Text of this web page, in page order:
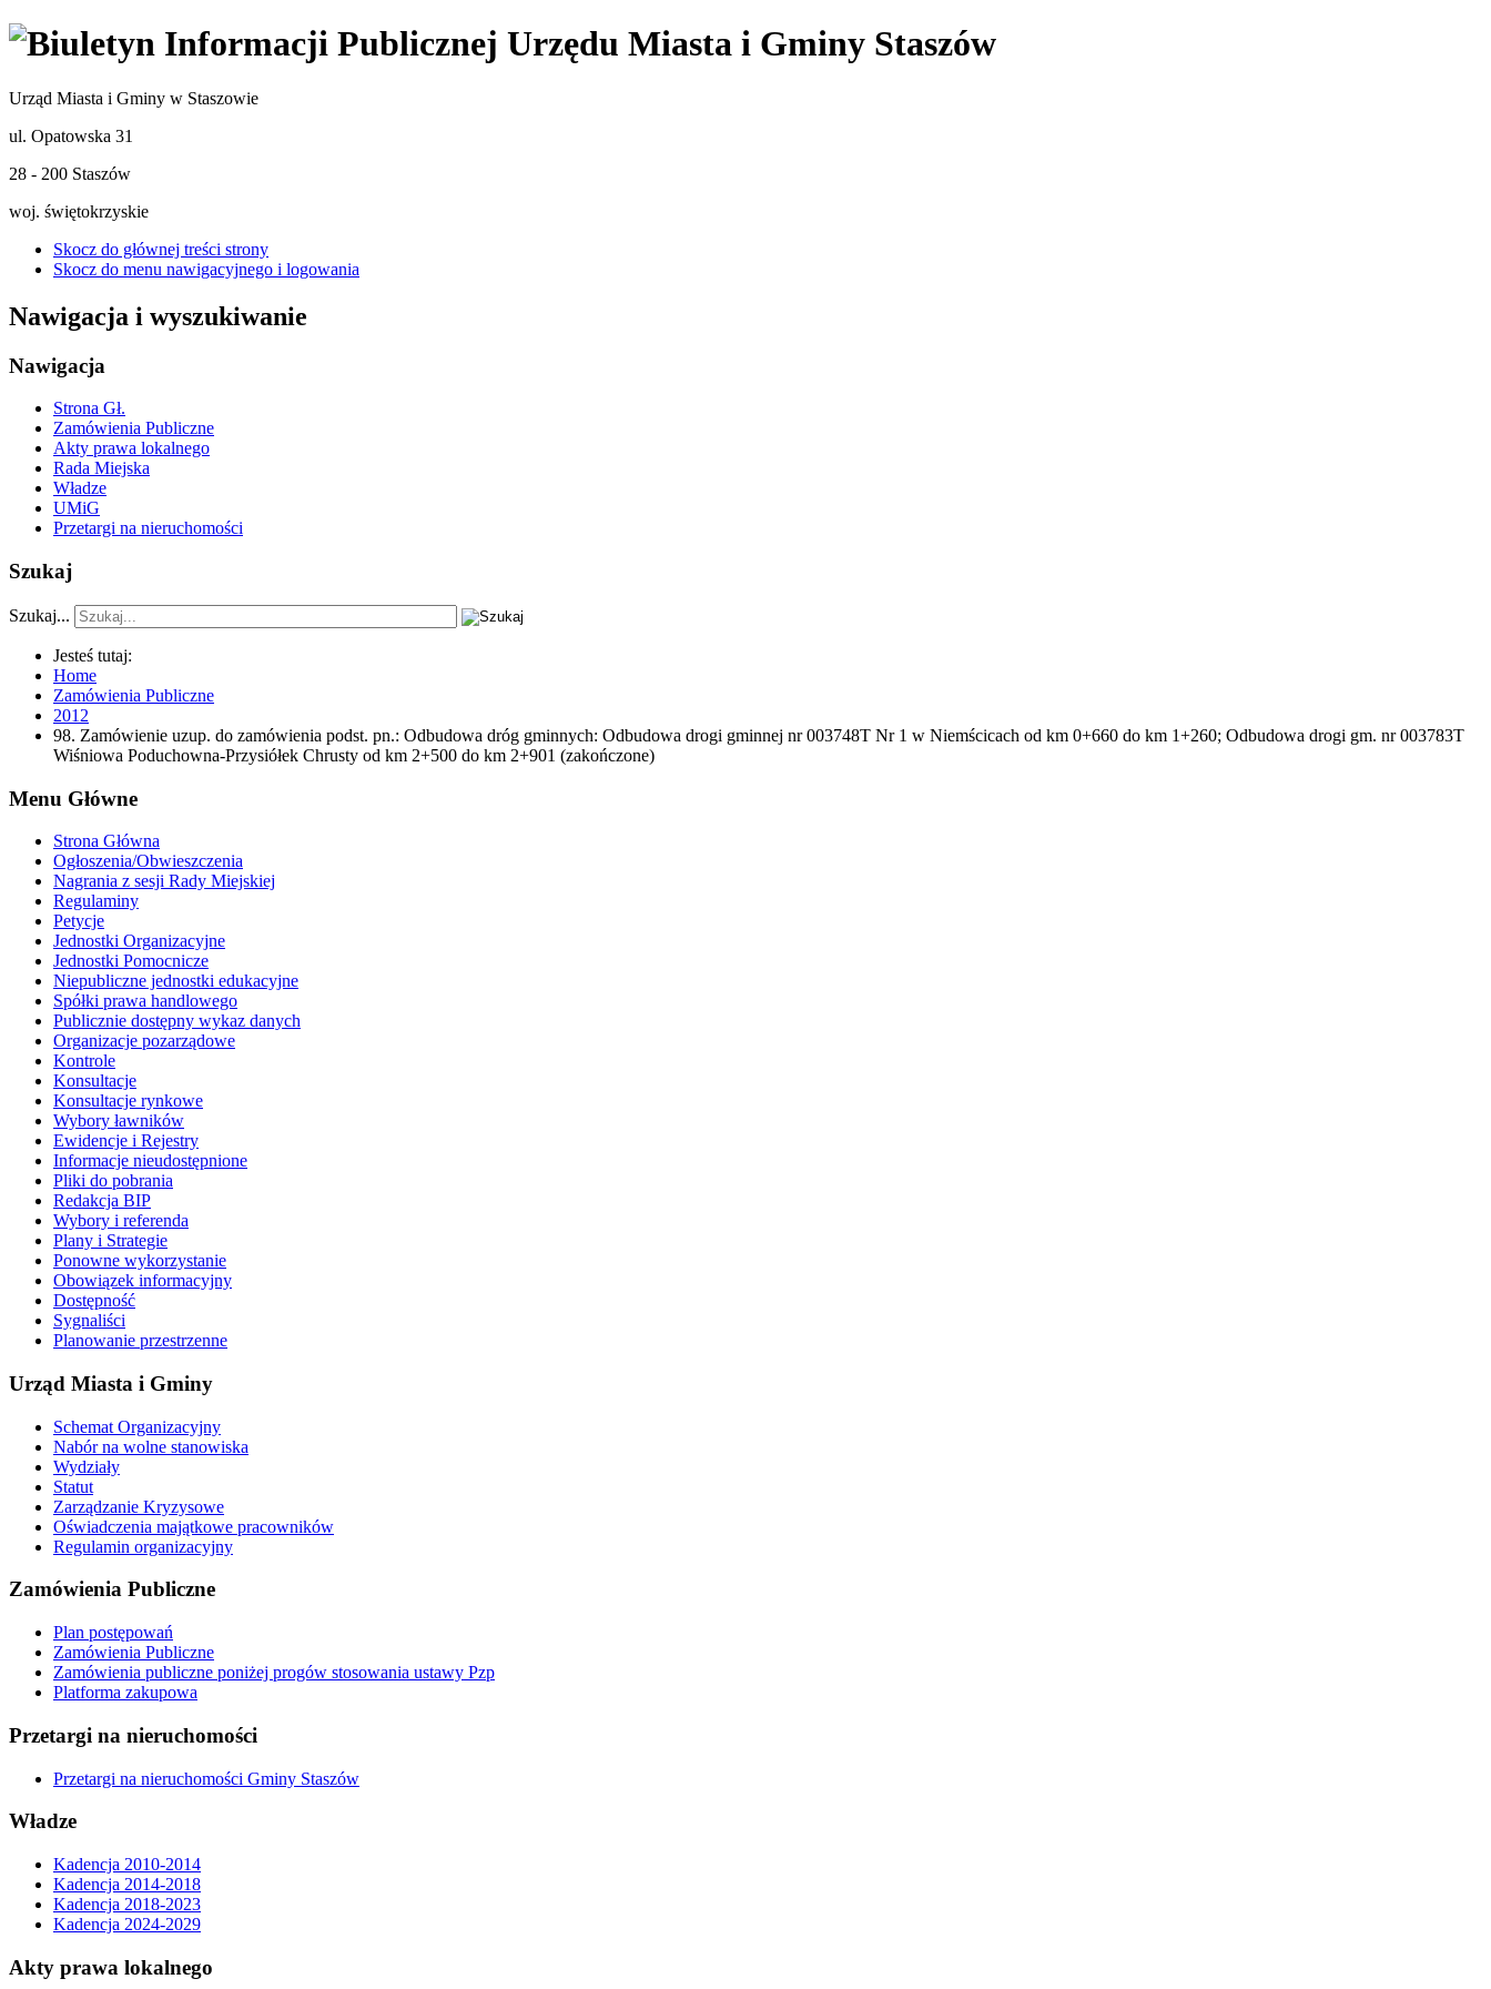
Urząd Miasta i Gminy w Staszowie
ul. Opatowska 31
28 - 200 Staszów
woj. świętokrzyskie
Skocz do głównej treści strony
Skocz do menu nawigacyjnego i logowania
Nawigacja i wyszukiwanie
Nawigacja
Strona Gł.
Zamówienia Publiczne
Akty prawa lokalnego
Rada Miejska
Władze
UMiG
Przetargi na nieruchomości
Szukaj
Szukaj...
Jesteś tutaj:
Home
Zamówienia Publiczne
2012
98. Zamówienie uzup. do zamówienia podst. pn.: Odbudowa dróg gminnych: Odbudowa drogi gminnej nr 003748T Nr 1 w Niemścicach od km 0+660 do km 1+260; Odbudowa drogi gm. nr 003783T
Wiśniowa Poduchowna-Przysiółek Chrusty od km 2+500 do km 2+901 (zakończone)
Menu Główne
Strona Główna
Ogłoszenia/Obwieszczenia
Nagrania z sesji Rady Miejskiej
Regulaminy
Petycje
Jednostki Organizacyjne
Jednostki Pomocnicze
Niepubliczne jednostki edukacyjne
Spółki prawa handlowego
Publicznie dostępny wykaz danych
Organizacje pozarządowe
Kontrole
Konsultacje
Konsultacje rynkowe
Wybory ławników
Ewidencje i Rejestry
Informacje nieudostępnione
Pliki do pobrania
Redakcja BIP
Wybory i referenda
Plany i Strategie
Ponowne wykorzystanie
Obowiązek informacyjny
Dostępność
Sygnaliści
Planowanie przestrzenne
Urząd Miasta i Gminy
Schemat Organizacyjny
Nabór na wolne stanowiska
Wydziały
Statut
Zarządzanie Kryzysowe
Oświadczenia majątkowe pracowników
Regulamin organizacyjny
Zamówienia Publiczne
Plan postępowań
Zamówienia Publiczne
Zamówienia publiczne poniżej progów stosowania ustawy Pzp
Platforma zakupowa
Przetargi na nieruchomości
Przetargi na nieruchomości Gminy Staszów
Władze
Kadencja 2010-2014
Kadencja 2014-2018
Kadencja 2018-2023
Kadencja 2024-2029
Akty prawa lokalnego